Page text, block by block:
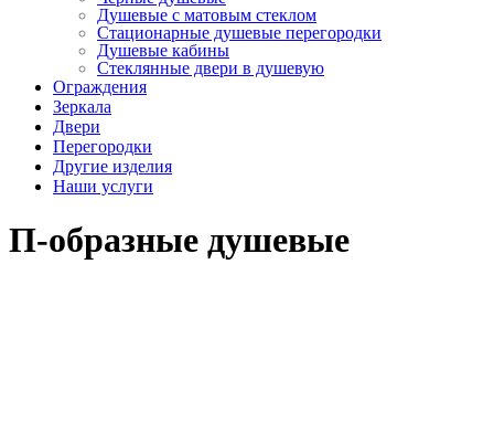
Душевые с матовым стеклом
Стационарные душевые перегородки
Душевые кабины
Стеклянные двери в душевую
Ограждения
Зеркала
Двери
Перегородки
Другие изделия
Наши услуги
П-образные душевые